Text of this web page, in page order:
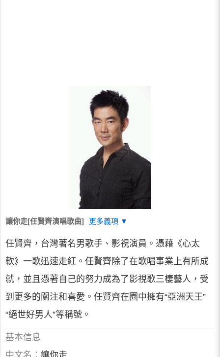
讓你走[任賢齊演唱歌曲] 更多義項 ▼
任賢齊，台灣著名男歌手、影視演員。憑藉《心太
軟》一歌迅速走紅。任賢齊除了在歌唱事業上有所成
就，並且憑著自己的努力成為了影視歌三棲藝人，受
到更多的關注和喜愛。任賢齊在圈中擁有“亞洲天王”
“絕世好男人”等稱號。
基本信息
中文名： 讓你走